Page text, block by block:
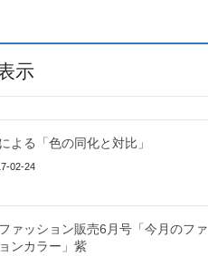
示
よる「色の同化と対比」
02-24
ァッション販売6月号「今月のファ
ンカラー」紫